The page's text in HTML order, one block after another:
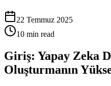
22 Temmuz 2025
10 min read
Giriş: Yapay Zeka
Oluşturmanın